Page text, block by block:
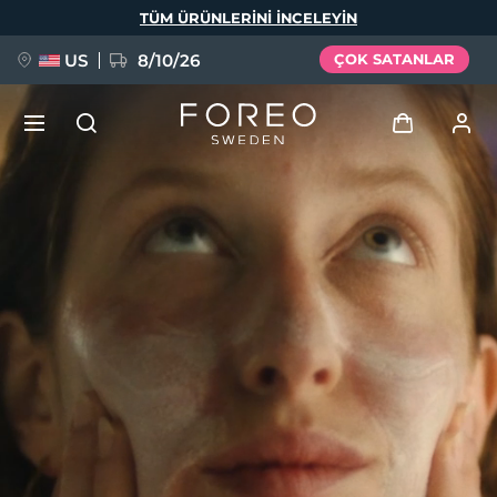
TÜM ÜRÜNLERINI INCELEYIN
US 8/10/26 ÇOK SATANLAR
Giriş
Kullanici profi̇li̇
Cihazlarım
Siparişlerim
Adresim
Aboneliklerim
FAQ™ Pure Beauty-Tech Elixir
BREAKING NEWS
issa™ Teeth Whitening Set
Dil Seçimi
English
Español
Français
Português
Русский
Türkçe
简体中文 繁體中文